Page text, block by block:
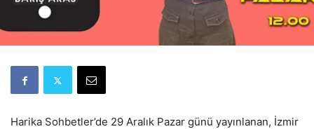
Harika Sohbetler’de 29 Aralık Pazar günü yayınlanan, İzmir